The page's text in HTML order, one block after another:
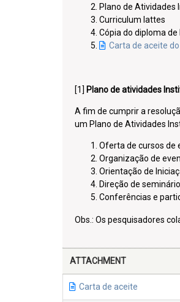
Plano de Atividades
Curriculum lattes
Cópia do diploma de
Carta de aceite
[1] Plano de atividades
A fim de cumprir a
um Plano de Atividades
Oferta de cursos de
Organização de
Orientação de
Direção de
Conferências e
Obs.: Os pesquisadores
ATTACHMENT
Carta de aceite